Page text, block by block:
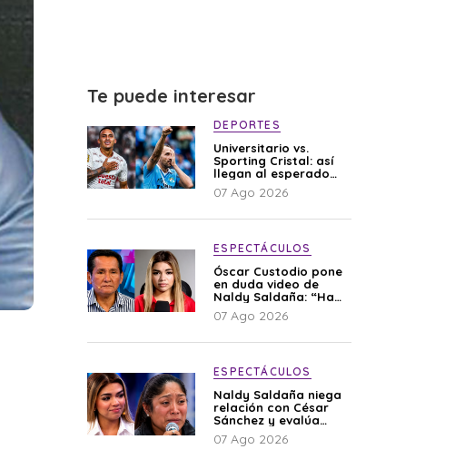
Te puede interesar
DEPORTES
Universitario vs.
Sporting Cristal: así
llegan al esperado
duelo
07 Ago 2026
ESPECTÁCULOS
Óscar Custodio pone
en duda video de
Naldy Saldaña: “Hay
cosas que de repente
se han editado”
07 Ago 2026
ESPECTÁCULOS
Naldy Saldaña niega
relación con César
Sánchez y evalúa
denunciar a su
esposa: “Es una
07 Ago 2026